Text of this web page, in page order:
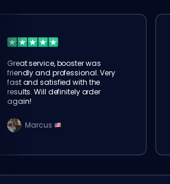
Great service, booster was
friendly and professional. Very
fast and satisfied with the
results. Will definitely order
again!
Marcus